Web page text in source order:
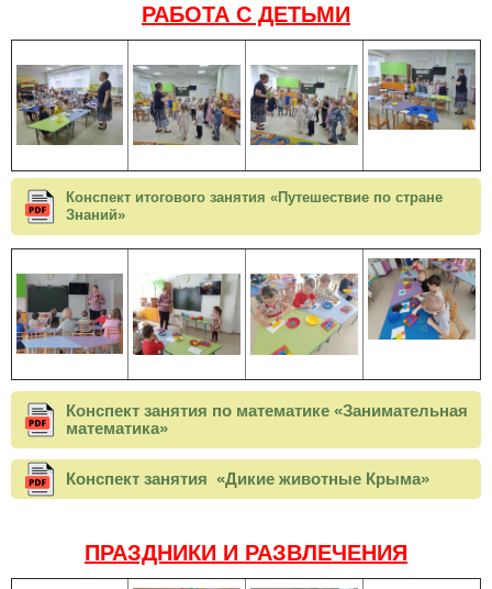
РАБОТА С ДЕТЬМИ
Конспект итогового занятия «Путешествие по стране
Знаний»
Конспект занятия по математике «Занимательная
математика»
Конспект занятия «Дикие животные Крыма»
ПРАЗДНИКИ И РАЗВЛЕЧЕНИЯ